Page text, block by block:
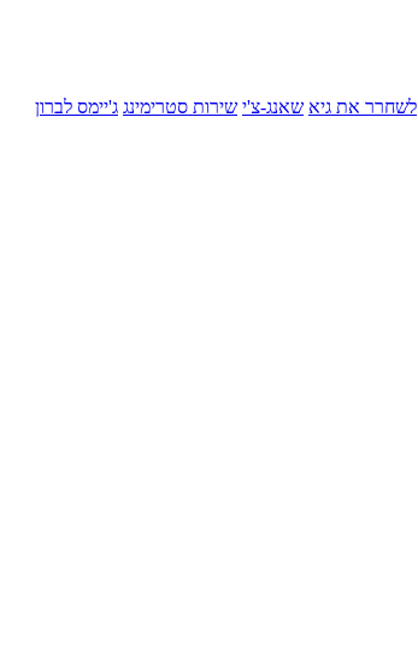
לשחרר את גיא שאנג-צ'י שירות סטרימינג ג'יימס לברון